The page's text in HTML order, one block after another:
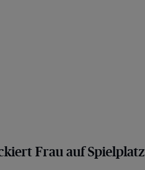
Frau auf Spielplatz